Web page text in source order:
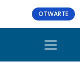
OTWARTE